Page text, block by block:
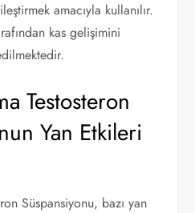
amacıyla kullanılır.
kas gelişimini
Testosteron
Yan Etkileri
Süspansiyonu, bazı yan